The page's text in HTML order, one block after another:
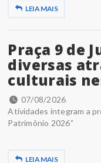
LEIA MAIS
Praça 9 de
diversas
culturais
07/08/2026
Atividades integram a
Patrimônio 2026”
LEIA MAIS